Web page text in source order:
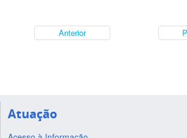
Anterior
Atuação